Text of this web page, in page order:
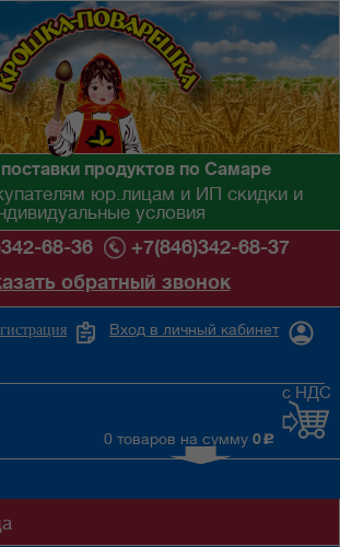
продуктов по Самаре
юр.лицам и ИП скидки и
условия
68-36
+7(846)342-68-37
обратный звонок
Вход в личный кабинет
0 товаров на сумму 0 c
с НДС